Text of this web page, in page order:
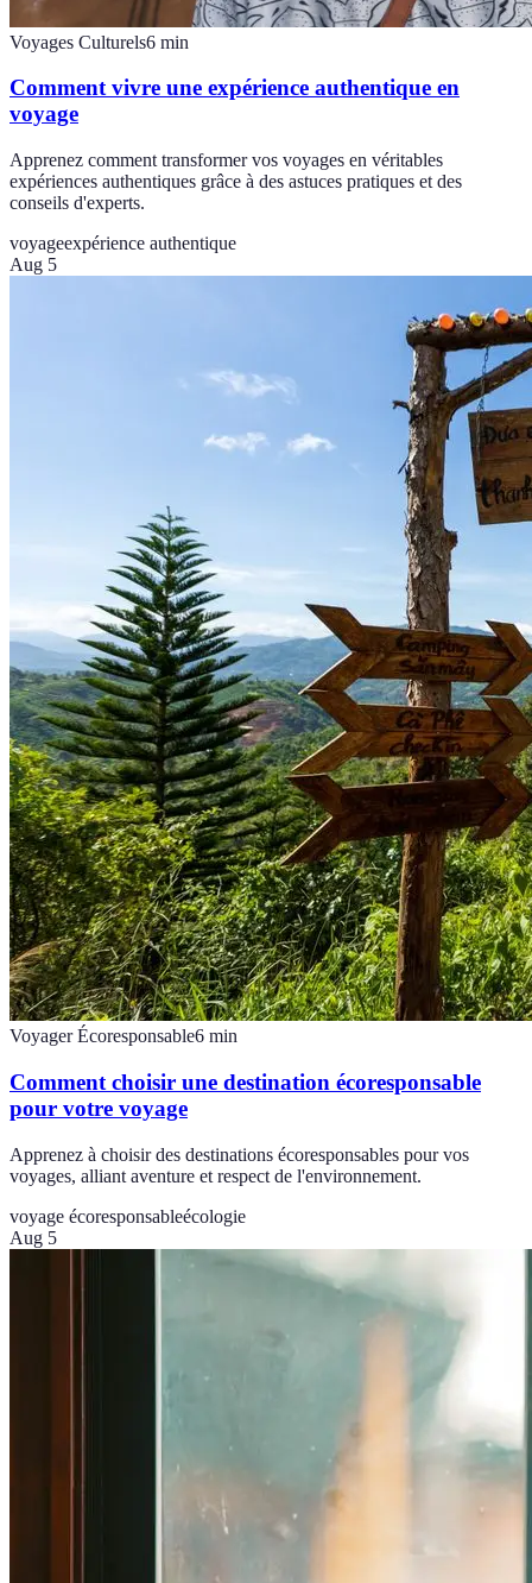
Voyages Culturels6 min
Comment vivre une expérience authentique en
voyage
Apprenez comment transformer vos voyages en véritables
expériences authentiques grâce à des astuces pratiques et des
conseils d'experts.
voyageexpérience authentique
Aug 5
Voyager Écoresponsable6 min
Comment choisir une destination écoresponsable
pour votre voyage
Apprenez à choisir des destinations écoresponsables pour vos
voyages, alliant aventure et respect de l'environnement.
voyage écoresponsableécologie
Aug 5